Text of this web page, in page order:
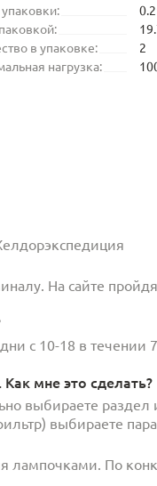
в упаковке:
2
нагрузка:
На сайте
с 10-18 в течении
мне это сделать?
выбираете
выбираете
лампочками. По